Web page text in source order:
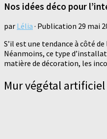
Nos idées déco pour
par Lélia · Publication 29 mai
S’il est une tendance à côté
Néanmoins, ce type
matière de décoration, les
Mur végétal artificiel